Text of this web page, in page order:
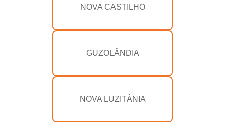
NOVA CASTILHO
GUZOLÂNDIA
NOVA LUZITÂNIA